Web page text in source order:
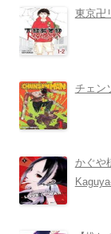
東京卍
チェン
かぐや